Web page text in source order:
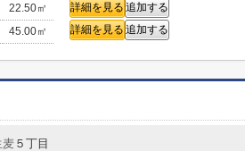
22.50㎡ 詳細を見る 追加する
45.00㎡ 詳細を見る 追加する
麦 ５丁目